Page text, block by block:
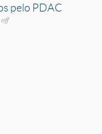
pelo PDAC